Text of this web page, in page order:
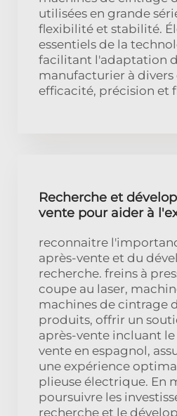
utilisées en grande
flexibilité et stabilité.
essentiels de la
facilitant l'adaptation
manufacturier à divers
efficacité, précision et
Recherche et
vente pour aider à
reconnaitre
après-vente et du
recherche. freins à
coupe au laser,
machines de cintrage
produits, offrir un
après-vente incluant le
vente en espagnol,
une expérience
plieuse électrique. En
poursuivre les
recherche et le